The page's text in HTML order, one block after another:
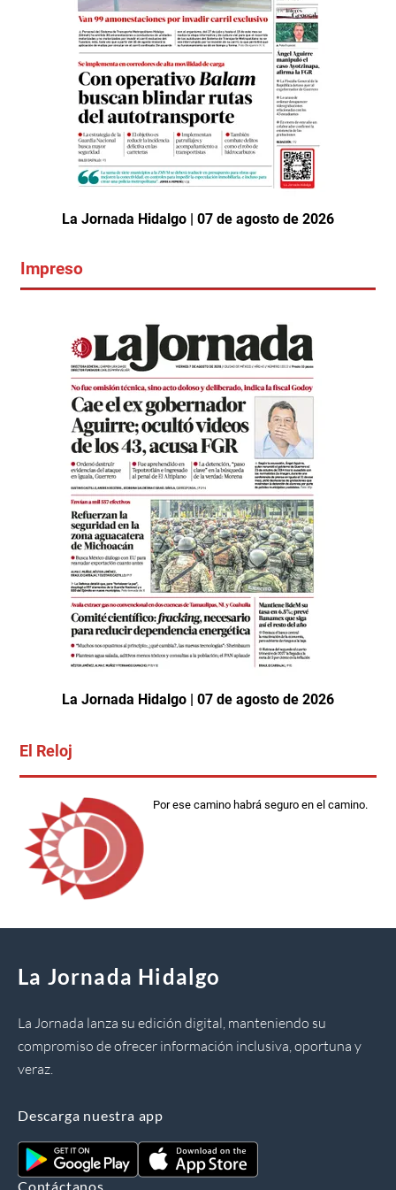
La Jornada Hidalgo | 07 de agosto de 2026
Impreso
La Jornada Hidalgo | 07 de agosto de 2026
El Reloj
Por ese camino habrá seguro en el camino.
La Jornada Hidalgo
La Jornada lanza su edición digital, manteniendo su
compromiso de ofrecer información inclusiva, oportuna y
veraz.
Descarga nuestra app
Contáctanos